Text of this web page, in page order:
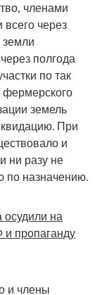
членами
всего через
земли
полгода
по так
земель
При
и
ни разу не
по назначению.
осудили на
и пропаганду
и члены